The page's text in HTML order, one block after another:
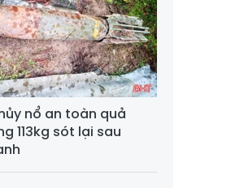
nổ an toàn quả
113kg sót lại sau